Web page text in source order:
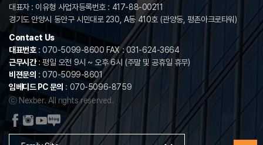
대표자 : 이유형 사업자등록번호 : 417-88-00211
경기도 안양시 동안구 시민대로 230, A동 410호 (관양동, 평촌아크로타워)
Contact Us
대표번호: 070-5099-8600 FAX : 031-624-3664
근무시간: 평일 오전 9시 ~ 오후 6시 (주말 및 공휴일 휴무)
비젼문의 : 070-5099-8601
임베디드 PC 문의 : 070-5096-8759
ⓒ Nexber. All rights reserved.
Designed by website.co.kr